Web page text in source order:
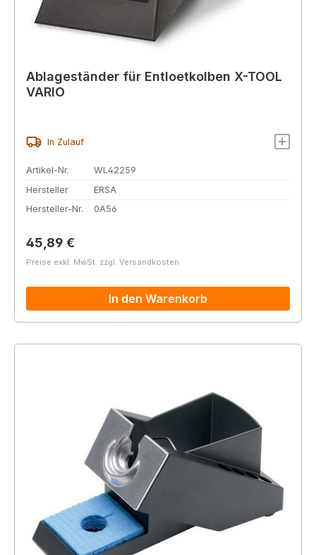
Ablageständer für Entloetkolben X-TOOL
VARIO
In Zulauf
Artikel-Nr.
WL42259
Hersteller
ERSA
Hersteller-Nr.
0A56
Regulärer Preis:
45,89 €
Preise exkl. MwSt. zzgl. Versandkosten
In den Warenkorb